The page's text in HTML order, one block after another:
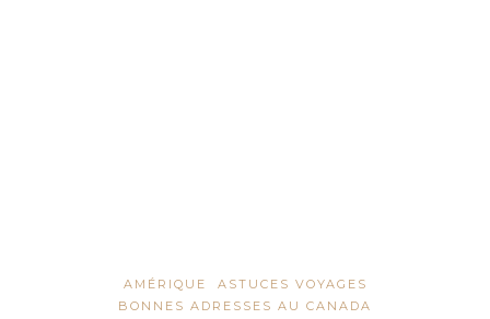
AMÉRIQUE
ASTUCES VOYAGES
BONNES ADRESSES AU CANADA